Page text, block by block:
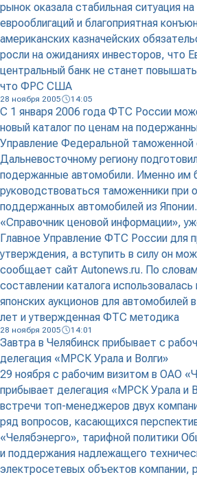
рынок оказала стабильная ситуация
еврооблигаций и благоприятная
американских казначейских
росли на ожиданиях инвесторов, что
центральный банк не станет
что ФРС США
28 ноября 2005 14:05
С 1 января 2006 года ФТС России
новый каталог по ценам на
Управление Федеральной
Дальневосточному региону
подержанные автомобили. Именно им
руководствоваться таможенники при
поддержанных автомобилей из
«Справочник ценовой информации»,
Главное Управление ФТС России для
утверждения, а вступить в силу он
сообщает сайт Autonews.ru. По
составлении каталога
японских аукционов для автомобилей
лет и утвержденная ФТС методика
28 ноября 2005 14:01
Завтра в Челябинск прибывает с
делегация «МРСК Урала и Волги»
29 ноября с рабочим визитом в ОАО
прибывает делегация «МРСК Урала и
встречи топ-менеджеров двух
ряд вопросов, касающихся
«Челябэнерго», тарифной политики
и поддержания надлежащего
электросетевых объектов компании,